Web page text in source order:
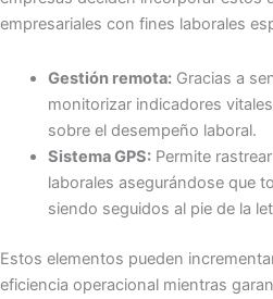
empresariales con fines laborales
Gestión remota:Gracias a
monitorizar indicadores
sobre el desempeño laboral.
Sistema GPS:Permite
laborales asegurándose que
siendo seguidos al pie de la
Estos elementos pueden
eficiencia operacional mientras